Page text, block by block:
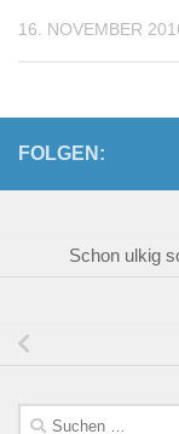
16. NOVEMBER
FOLGEN:
Schon ulkig
Suchen